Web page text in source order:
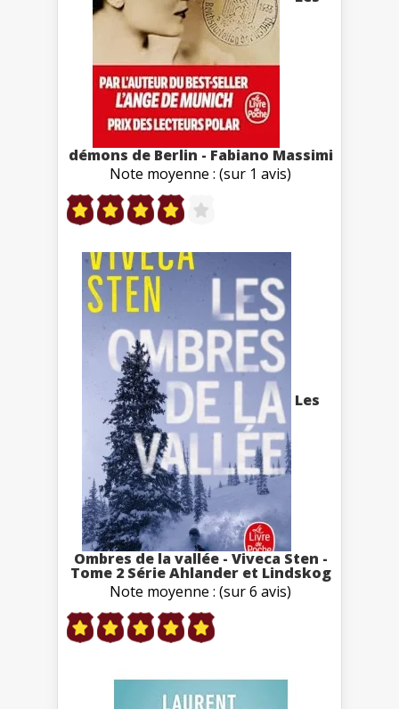
démons de Berlin - Fabiano Massimi
Note moyenne : (sur 1 avis)
Les
Ombres de la vallée - Viveca Sten -
Tome 2 Série Ahlander et Lindskog
Note moyenne : (sur 6 avis)